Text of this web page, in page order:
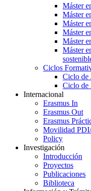
Máster
Máster
Máster
Máster
Máster
Máster
Ciclos
Ciclo de
Ciclo de
Internacional
Erasmus In
Erasmus Out
Erasmus
Movilidad
Policy
Investigación
Introducción
Proyectos
Publicaciones
Biblioteca